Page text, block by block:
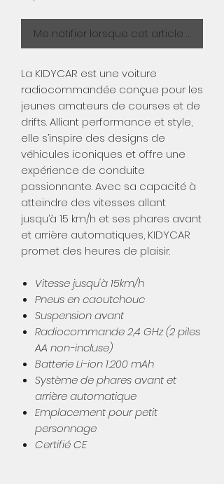
Me notifier lorsque cet article est
La KIDYCAR est une voiture
radiocommandée conçue pour les
jeunes amateurs de courses et de
drifts. Alliant performance et style,
elle s’inspire des designs de
véhicules iconiques et offre une
expérience de conduite
passionnante. Avec sa capacité à
atteindre des vitesses allant
jusqu’à 15 km/h et ses phares avant
et arrière automatiques, KIDYCAR
promet des heures de plaisir.
Vitesse jusqu'à 15km/h
Pneus en caoutchouc
Suspension avant
Radiocommande 2,4 GHz (2 piles
AA non-incluse)
Batterie Li-ion 1.200 mAh
Système de phares avant et
arrière automatique
Emplacement pour petit
personnage
Certifié CE